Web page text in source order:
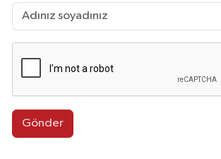
Gönder